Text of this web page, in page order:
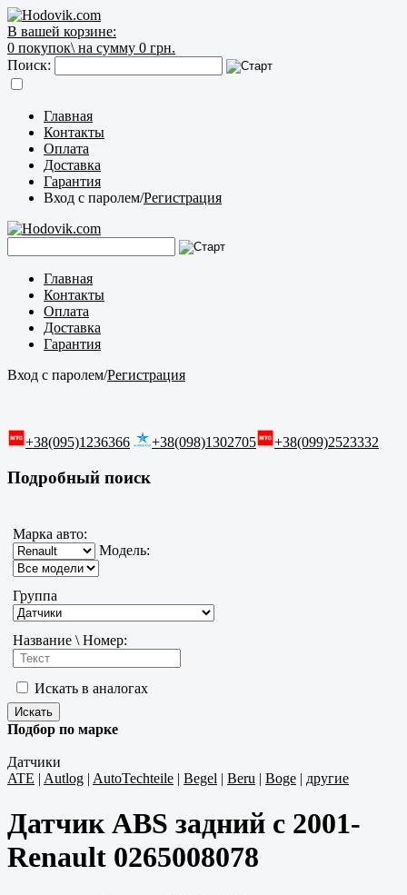
В вашей корзине:
0 покупок\ на сумму 0 грн.
Поиск:
Главная
Контакты
Оплата
Доставка
Гарантия
Вход с паролем/Регистрация
Главная
Контакты
Оплата
Доставка
Гарантия
Вход с паролем/Регистрация
+38(095)1236366 +38(098)1302705 +38(099)2523332
Подробный поиск
Марка авто:
Модель:
Группа
Название \ Номер:
Искать в аналогах
Подбор по марке
Датчики
ATE | Autlog | AutoTechteile | Begel | Beru | Boge | другие
Датчик ABS задний с 2001-
Renault 0265008078